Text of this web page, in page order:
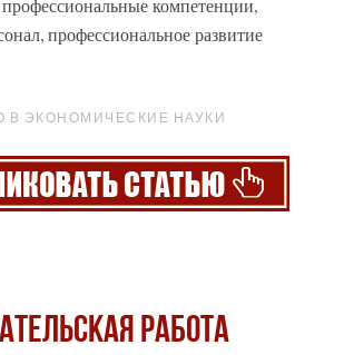
профессиональные компетенции,
профессиональное развитие
В ЭКОНОМИЧЕСКИЕ НАУКИ
работа